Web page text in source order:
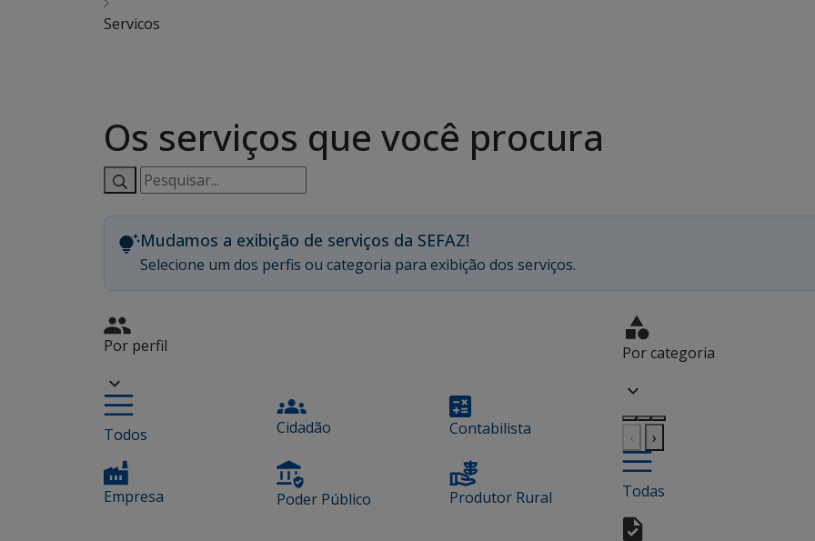
Servicos
Os serviços que você procura
Pesquisar
serviços:
Mudamos a exibição de serviços da SEFAZ!
Selecione um dos perfis ou categoria para exibição dos serviços.
Por perfil
Todos Cidadão Contabilista
Empresa Poder Público Produtor Rural
Por categoria
‹ ›
Todas